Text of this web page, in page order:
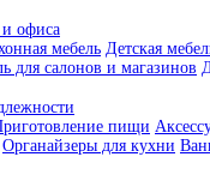
офиса
мебель Детская
для салонов и магазинов
пищи
Органайзеры для кухни